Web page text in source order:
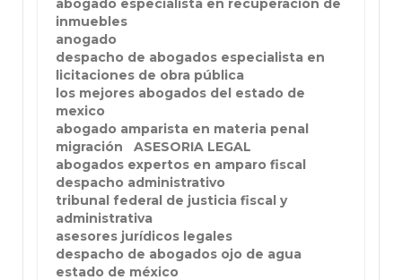
abogado especialista en recuperación de
inmuebles
anogado
despacho de abogados especialista en
licitaciones de obra pública
los mejores abogados del estado de
mexico
abogado amparista en materia penal
migración
ASESORIA LEGAL
abogados expertos en amparo fiscal
despacho administrativo
tribunal federal de justicia fiscal y
administrativa
asesores jurídicos legales
despacho de abogados ojo de agua
estado de méxico